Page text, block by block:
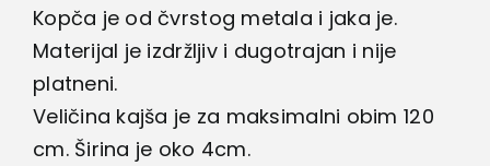
Kopča je od čvrstog metala i jaka je.
Materijal je izdržljiv i dugotrajan i nije
platneni.
Veličina kajša je za maksimalni obim 120
cm. Širina je oko 4cm.